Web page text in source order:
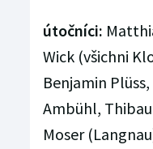
útočníci:
Wick (všichni
Benjamin
Ambühl,
Moser